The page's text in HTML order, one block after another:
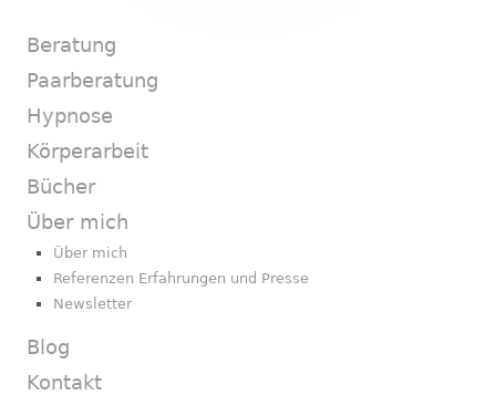
Beratung
Paarberatung
Hypnose
Körperarbeit
Bücher
Über mich
Über mich
Referenzen Erfahrungen und Presse
Newsletter
Blog
Kontakt